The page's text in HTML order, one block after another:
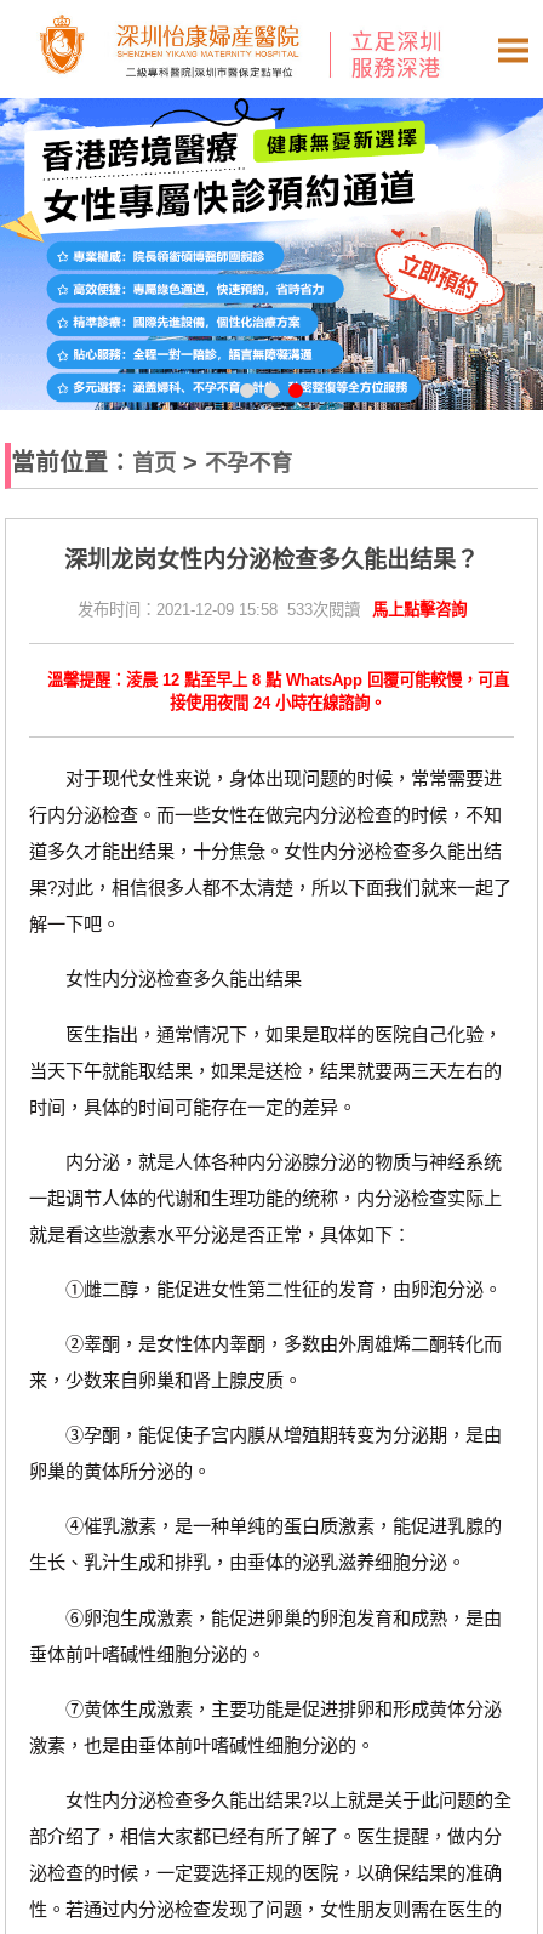
當前位置： 首页 > 不孕不育
深圳龙岗女性内分泌检查多久能出结果？
发布时间：2021-12-09 15:58 533次閱讀 馬上點擊咨詢
溫馨提醒：淩晨 12 點至早上 8 點 WhatsApp 回覆可能較慢，可直
接使用夜間 24 小時在線諮詢。
对于现代女性来说，身体出现问题的时候，常常需要进
行内分泌检查。而一些女性在做完内分泌检查的时候，不知
道多久才能出结果，十分焦急。女性内分泌检查多久能出结
果?对此，相信很多人都不太清楚，所以下面我们就来一起了
解一下吧。
女性内分泌检查多久能出结果
医生指出，通常情况下，如果是取样的医院自己化验，
当天下午就能取结果，如果是送检，结果就要两三天左右的
时间，具体的时间可能存在一定的差异。
内分泌，就是人体各种内分泌腺分泌的物质与神经系统
一起调节人体的代谢和生理功能的统称，内分泌检查实际上
就是看这些激素水平分泌是否正常，具体如下：
①雌二醇，能促进女性第二性征的发育，由卵泡分泌。
②睾酮，是女性体内睾酮，多数由外周雄烯二酮转化而
来，少数来自卵巢和肾上腺皮质。
③孕酮，能促使子宫内膜从增殖期转变为分泌期，是由
卵巢的黄体所分泌的。
④催乳激素，是一种单纯的蛋白质激素，能促进乳腺的
生长、乳汁生成和排乳，由垂体的泌乳滋养细胞分泌。
⑥卵泡生成激素，能促进卵巢的卵泡发育和成熟，是由
垂体前叶嗜碱性细胞分泌的。
⑦黄体生成激素，主要功能是促进排卵和形成黄体分泌
激素，也是由垂体前叶嗜碱性细胞分泌的。
女性内分泌检查多久能出结果?以上就是关于此问题的全
部介绍了，相信大家都已经有所了解了。医生提醒，做内分
泌检查的时候，一定要选择正规的医院，以确保结果的准确
性。若通过内分泌检查发现了问题，女性朋友则需在医生的